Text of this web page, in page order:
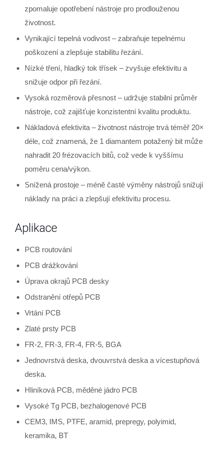
zpomaluje opotřebení nástroje pro prodlouženou
životnost.
Vynikající tepelná vodivost – zabraňuje tepelnému
poškození a zlepšuje stabilitu řezání.
Nízké tření, hladký tok třísek – zvyšuje efektivitu a
snižuje odpor při řezání.
Vysoká rozměrová přesnost – udržuje stabilní průměr
nástroje, což zajišťuje konzistentní kvalitu produktu.
Nákladová efektivita – životnost nástroje trvá téměř 20×
déle, což znamená, že 1 diamantem potažený bit může
nahradit 20 frézovacích bitů, což vede k vyššímu
poměru cena/výkon.
Snížená prostoje – méně časté výměny nástrojů snižují
náklady na práci a zlepšují efektivitu procesu.
Aplikace
PCB routování
PCB drážkování
Úprava okrajů PCB desky
Odstranění otřepů PCB
Vrtání PCB
Zlaté prsty PCB
FR-2, FR-3, FR-4, FR-5, BGA
Jednovrstvá deska, dvouvrstvá deska a vícestupňová
deska.
Hliníková PCB, měděné jádro PCB
Vysoké Tg PCB, bezhalogenové PCB
CEM3, IMS, PTFE, aramid, prepregy, polyimid,
keramika, BT